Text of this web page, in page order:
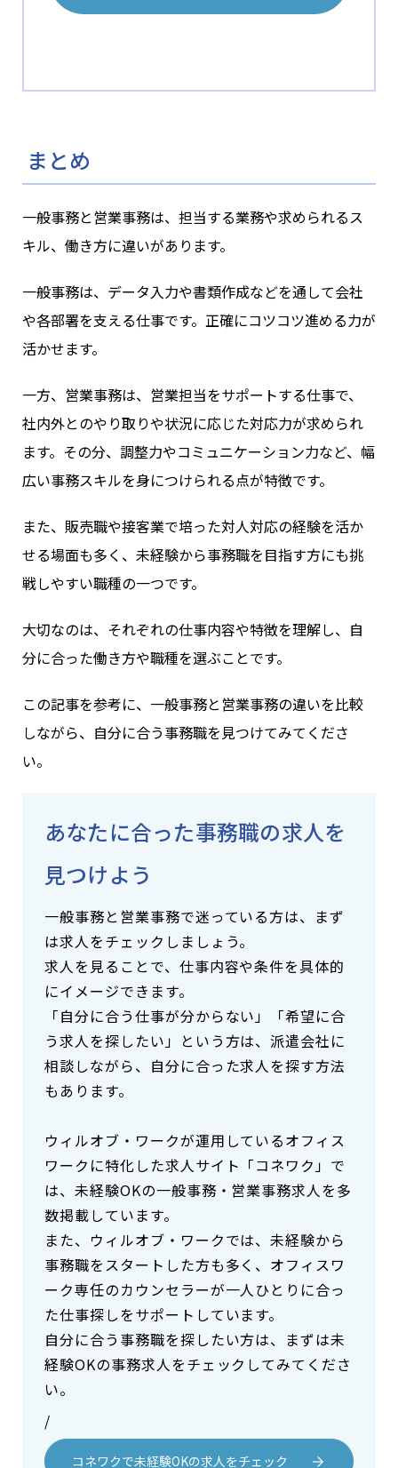
まとめ
一般事務と営業事務は、担当する業務や求められるス
キル、働き方に違いがあります。
一般事務は、データ入力や書類作成などを通して会社
や各部署を支える仕事です。正確にコツコツ進める力が
活かせます。
一方、営業事務は、営業担当をサポートする仕事で、
社内外とのやり取りや状況に応じた対応力が求められ
ます。その分、調整力やコミュニケーション力など、幅
広い事務スキルを身につけられる点が特徴です。
また、販売職や接客業で培った対人対応の経験を活か
せる場面も多く、未経験から事務職を目指す方にも挑
戦しやすい職種の一つです。
大切なのは、それぞれの仕事内容や特徴を理解し、自
分に合った働き方や職種を選ぶことです。
この記事を参考に、一般事務と営業事務の違いを比較
しながら、自分に合う事務職を見つけてみてくださ
い。
あなたに合った事務職の求人を
見つけよう
一般事務と営業事務で迷っている方は、まず
は求人をチェックしましょう。
求人を見ることで、仕事内容や条件を具体的
にイメージできます。
「自分に合う仕事が分からない」「希望に合
う求人を探したい」という方は、派遣会社に
相談しながら、自分に合った求人を探す方法
もあります。
ウィルオブ・ワークが運用しているオフィス
ワークに特化した求人サイト「コネワク」で
は、未経験OKの一般事務・営業事務求人を多
数掲載しています。
また、ウィルオブ・ワークでは、未経験から
事務職をスタートした方も多く、オフィスワ
ーク専任のカウンセラーが一人ひとりに合っ
た仕事探しをサポートしています。
自分に合う事務職を探したい方は、まずは未
経験OKの事務求人をチェックしてみてくださ
い。
/
コネワクで未経験OKの求人をチェック